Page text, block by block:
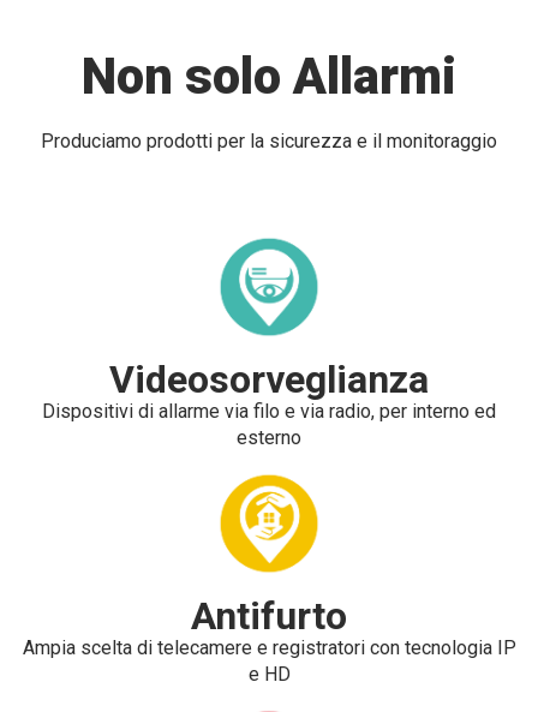
Non solo Allarmi
Produciamo prodotti per la sicurezza e il monitoraggio
Videosorveglianza
Dispositivi di allarme via filo e via radio, per interno ed
esterno
Antifurto
Ampia scelta di telecamere e registratori con tecnologia IP
e HD